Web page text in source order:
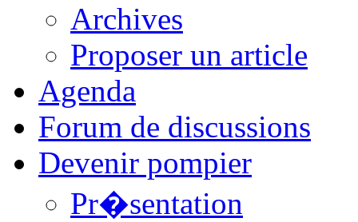
Archives
Proposer un article
Agenda
Forum de discussions
Devenir pompier
Pr�sentation